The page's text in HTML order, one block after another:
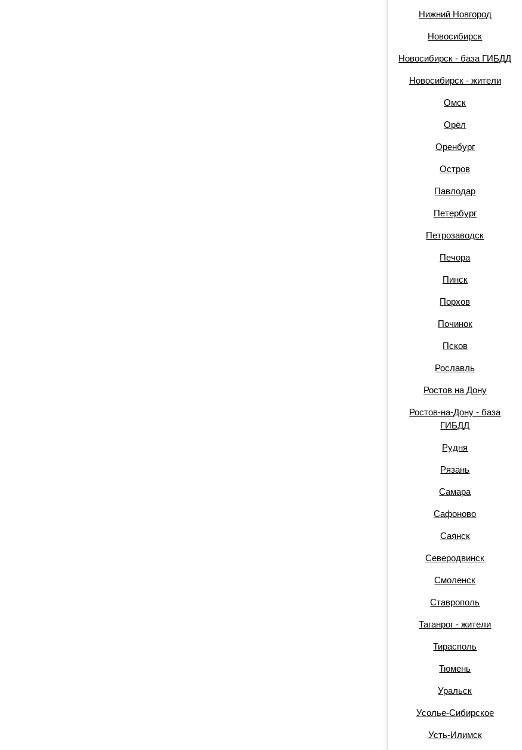
Нижний Новгород
Новосибирск
Новосибирск - база ГИБДД
Новосибирск - жители
Омск
Орёл
Оренбург
Остров
Павлодар
Петербург
Петрозаводск
Печора
Пинск
Порхов
Починок
Псков
Рославль
Ростов на Дону
Ростов-на-Дону - база
ГИБДД
Рудня
Рязань
Самара
Сафоново
Саянск
Северодвинск
Смоленск
Ставрополь
Таганрог - жители
Тирасполь
Тюмень
Уральск
Усолье-Сибирское
Усть-Илимск